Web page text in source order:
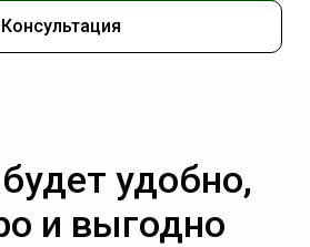
Консультация
удобно,
и выгодно